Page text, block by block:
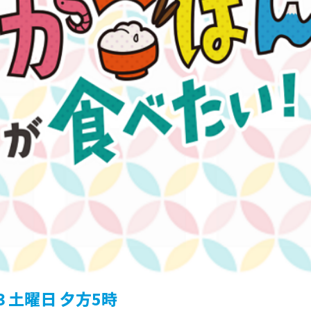
土曜日 夕方5時